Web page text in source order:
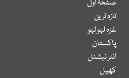
صفحۂ اول
تازہ ترین
غزہ لہو لہو
پاکستان
انٹر نیشنل
کھیل